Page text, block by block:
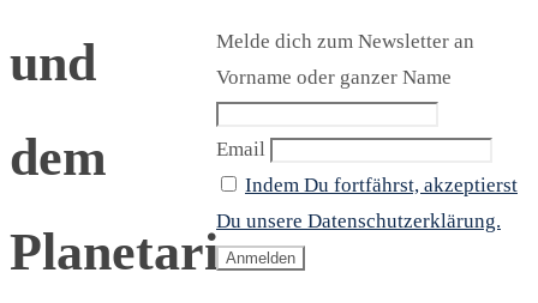
und
dem
Planetarium
Melde dich zum Newsletter an
Vorname oder ganzer Name
Email
Indem Du fortfährst, akzeptierst
Du unsere Datenschutzerklärung.